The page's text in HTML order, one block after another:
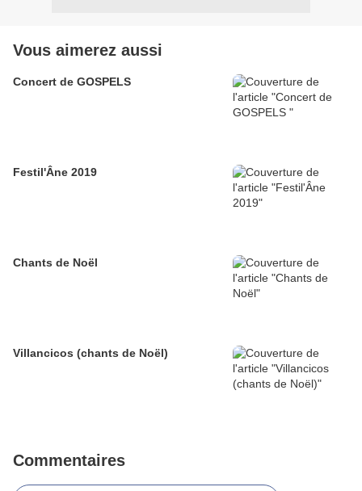
Vous aimerez aussi
Concert de GOSPELS
Festil'Âne 2019
Chants de Noël
Villancicos (chants de Noël)
Commentaires